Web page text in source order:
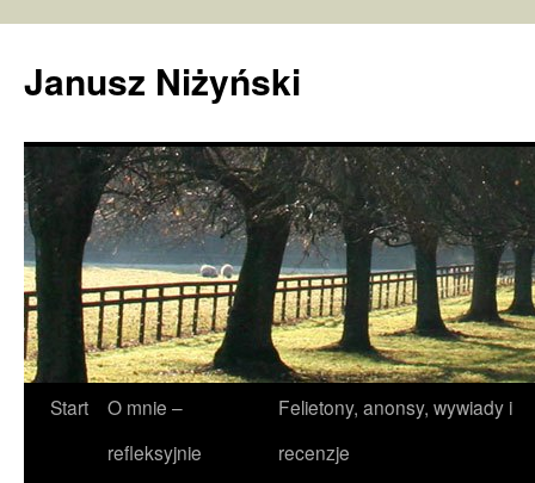
Janusz Niżyński
Przejdź
Start
O mnie –
refleksyjnie
Felietony, anonsy, wywiady i
recenzje